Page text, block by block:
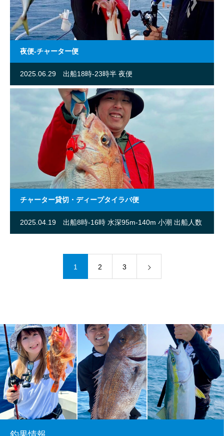
夜便-チャーター便
2025.06.29 出船18時-23時半 夜便
チャーター貸切・ディープタイラバ便
2025.04.19 出船8時-16時 水深95m-140m 小潮 出船人数
1 2 3